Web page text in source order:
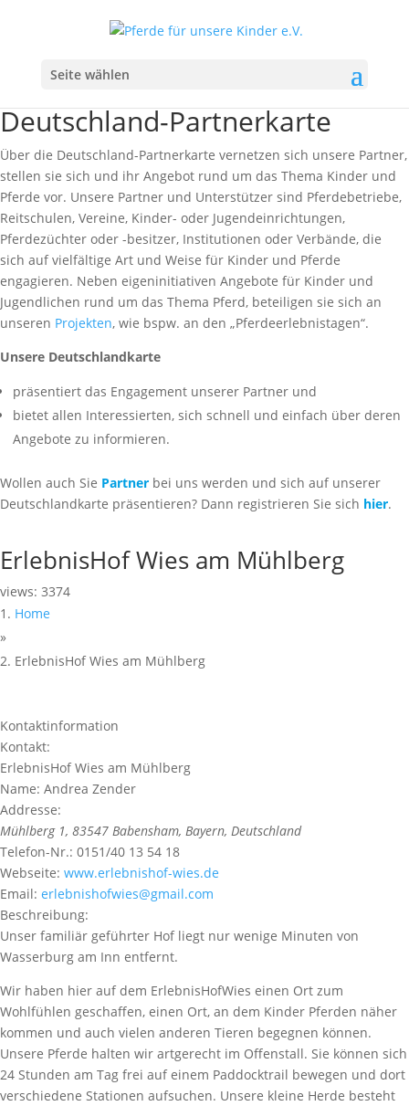
Seite wählen
Deutschland-Partnerkarte
Über die Deutschland-Partnerkarte vernetzen sich unsere Partner,
stellen sie sich und ihr Angebot rund um das Thema Kinder und
Pferde vor. Unsere Partner und Unterstützer sind Pferdebetriebe,
Reitschulen, Vereine, Kinder- oder Jugendeinrichtungen,
Pferdezüchter oder -besitzer, Institutionen oder Verbände, die
sich auf vielfältige Art und Weise für Kinder und Pferde
engagieren. Neben eigeninitiativen Angebote für Kinder und
Jugendlichen rund um das Thema Pferd, beteiligen sie sich an
unseren Projekten, wie bspw. an den „Pferdeerlebnistagen“.
Unsere Deutschlandkarte
präsentiert das Engagement unserer Partner und
bietet allen Interessierten, sich schnell und einfach über deren
Angebote zu informieren.
Wollen auch Sie Partner bei uns werden und sich auf unserer
Deutschlandkarte präsentieren? Dann registrieren Sie sich hier.
ErlebnisHof Wies am Mühlberg
views: 3374
Home
»
ErlebnisHof Wies am Mühlberg
Kontaktinformation
Kontakt:
ErlebnisHof Wies am Mühlberg
Name: Andrea Zender
Addresse:
Mühlberg 1, 83547 Babensham, Bayern, Deutschland
Telefon-Nr.: 0151/40 13 54 18
Webseite: www.erlebnishof-wies.de
Email: erlebnishofwies@gmail.com
Beschreibung:
Unser familiär geführter Hof liegt nur wenige Minuten von
Wasserburg am Inn entfernt.
Wir haben hier auf dem ErlebnisHofWies einen Ort zum
Wohlfühlen geschaffen, einen Ort, an dem Kinder Pferden näher
kommen und auch vielen anderen Tieren begegnen können.
Unsere Pferde halten wir artgerecht im Offenstall. Sie können sich
24 Stunden am Tag frei auf einem Paddocktrail bewegen und dort
verschiedene Stationen aufsuchen. Unsere kleine Herde besteht